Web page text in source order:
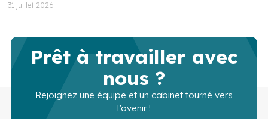
31 juillet 2026
Prêt à travailler avec
nous ?
Rejoignez une équipe et un cabinet tourné vers
l’avenir !